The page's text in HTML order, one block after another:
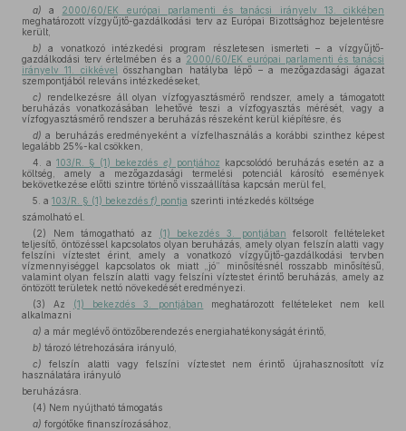
a) a 2000/60/EK európai parlamenti és tanácsi irányelv 13. cikkében
meghatározott vízgyűjtő-gazdálkodási terv az Európai Bizottsághoz bejelentésre
került,
b) a vonatkozó intézkedési program részletesen ismerteti – a vízgyűjtő-
gazdálkodási terv értelmében és a 2000/60/EK európai parlamenti és tanácsi
irányelv 11. cikkével összhangban hatályba lépő – a mezőgazdasági ágazat
szempontjából releváns intézkedéseket,
c) rendelkezésre áll olyan vízfogyasztásmérő rendszer, amely a támogatott
beruházás vonatkozásában lehetővé teszi a vízfogyasztás mérését, vagy a
vízfogyasztásmérő rendszer a beruházás részeként kerül kiépítésre, és
d) a beruházás eredményeként a vízfelhasználás a korábbi szinthez képest
legalább 25%-kal csökken,
4. a103/R. § (1) bekezdés e) pontjához kapcsolódó beruházás esetén az a
költség, amely a mezőgazdasági termelési potenciál károsító események
bekövetkezése előtti szintre történő visszaállítása kapcsán merül fel,
5. a 103/R. § (1) bekezdés f) pontja szerinti intézkedés költsége
számolható el.
(2) Nem támogatható az
(1) bekezdés 3. pontjában felsorolt feltételeket
teljesítő, öntözéssel kapcsolatos olyan beruházás, amely olyan felszín alatti vagy
felszíni víztestet érint, amely a vonatkozó vízgyűjtő-gazdálkodási tervben
vízmennyiséggel kapcsolatos ok miatt „jó” minősítésnél rosszabb minősítésű,
valamint olyan felszín alatti vagy felszíni víztestet érintő beruházás, amely az
öntözött területek nettó növekedését eredményezi.
(3) Az
(1) bekezdés 3. pontjában
meghatározott feltételeket nem kell
alkalmazni
a) a már meglévő öntözőberendezés energiahatékonyságát érintő,
b) tározó létrehozására irányuló,
c) felszín alatti vagy felszíni víztestet nem érintő újrahasznosított víz
használatára irányuló
beruházásra.
(4) Nem nyújtható támogatás
a) forgótőke finanszírozásához,